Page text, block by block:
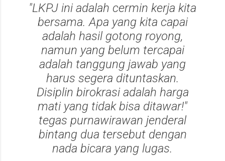
​"LKPJ ini adalah cermin kerja kita
bersama. Apa yang kita capai
adalah hasil gotong royong,
namun yang belum tercapai
adalah tanggung jawab yang
harus segera dituntaskan.
Disiplin birokrasi adalah harga
mati yang tidak bisa ditawar!"
tegas purnawirawan jenderal
bintang dua tersebut dengan
nada bicara yang lugas.